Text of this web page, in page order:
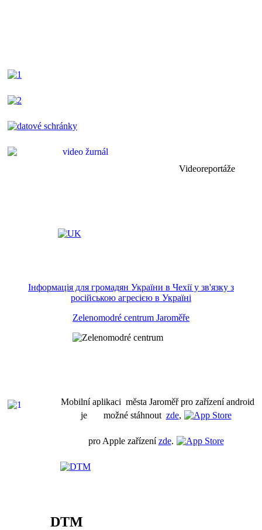
Videoreportáže
Інформація для громадян України в Чехії у зв'язку з
російською агресією в Україні
Zelenomodré centrum Jaroměře
Mobilní aplikaci města Jaroměř pro zařízení android
je možné stáhnout zde,
pro Apple zařízenízde.
DTM